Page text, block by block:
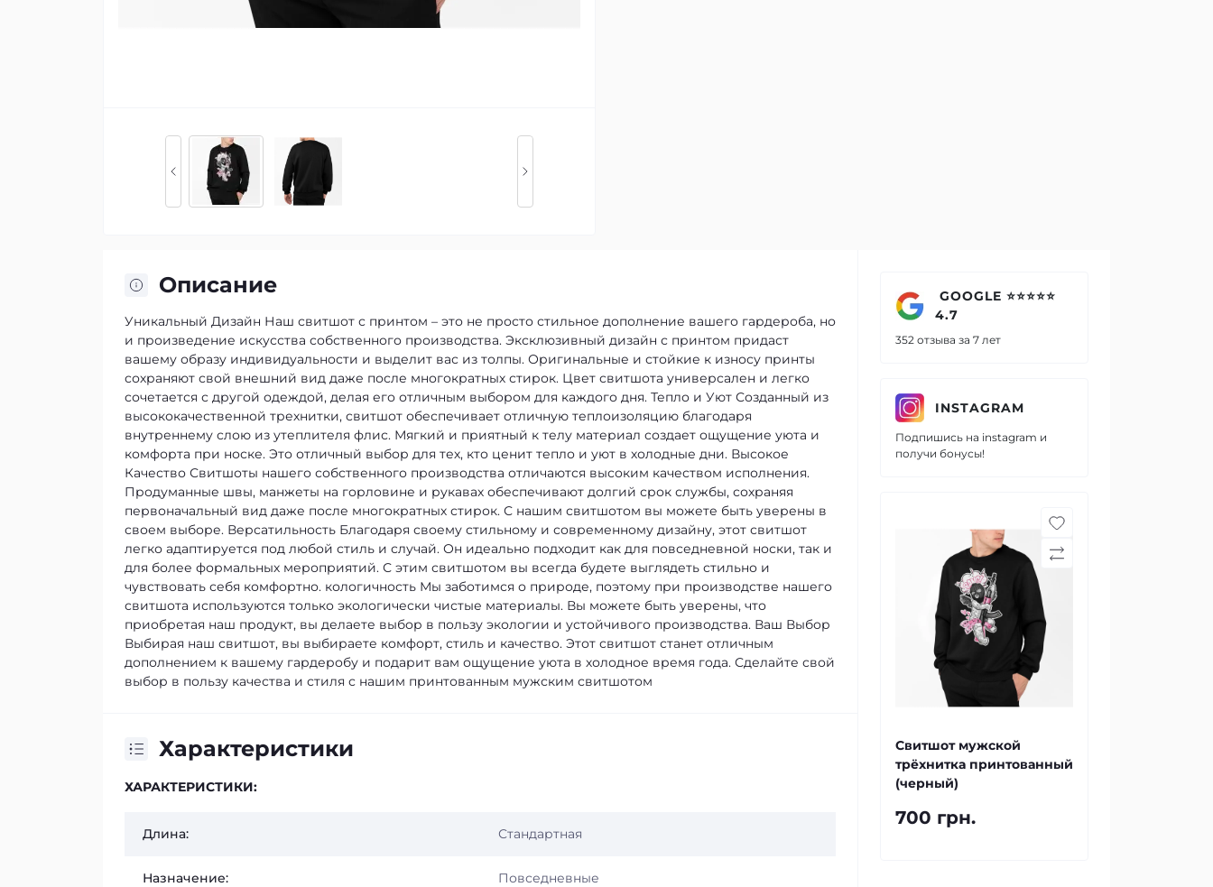
Описание
Уникальный Дизайн Наш свитшот с принтом – это не просто стильное дополнение вашего гардероба, но
и произведение искусства собственного производства. Эксклюзивный дизайн с принтом придаст
вашему образу индивидуальности и выделит вас из толпы. Оригинальные и стойкие к износу принты
сохраняют свой внешний вид даже после многократных стирок. Цвет свитшота универсален и легко
сочетается с другой одеждой, делая его отличным выбором для каждого дня. Тепло и Уют Созданный из
высококачественной трехнитки, свитшот обеспечивает отличную теплоизоляцию благодаря
внутреннему слою из утеплителя флис. Мягкий и приятный к телу материал создает ощущение уюта и
комфорта при носке. Это отличный выбор для тех, кто ценит тепло и уют в холодные дни. Высокое
Качество Свитшоты нашего собственного производства отличаются высоким качеством исполнения.
Продуманные швы, манжеты на горловине и рукавах обеспечивают долгий срок службы, сохраняя
первоначальный вид даже после многократных стирок. С нашим свитшотом вы можете быть уверены в
своем выборе. Версатильность Благодаря своему стильному и современному дизайну, этот свитшот
легко адаптируется под любой стиль и случай. Он идеально подходит как для повседневной носки, так и
для более формальных мероприятий. С этим свитшотом вы всегда будете выглядеть стильно и
чувствовать себя комфортно. кологичность Мы заботимся о природе, поэтому при производстве нашего
свитшота используются только экологически чистые материалы. Вы можете быть уверены, что
приобретая наш продукт, вы делаете выбор в пользу экологии и устойчивого производства. Ваш Выбор
Выбирая наш свитшот, вы выбираете комфорт, стиль и качество. Этот свитшот станет отличным
дополнением к вашему гардеробу и подарит вам ощущение уюта в холодное время года. Сделайте свой
выбор в пользу качества и стиля с нашим принтованным мужским свитшотом
Характеристики
ХАРАКТЕРИСТИКИ:
Длина: Стандартная
Назначение: Повседневные
GOOGLE ⭐⭐⭐⭐⭐
4.7
352 отзыва за 7 лет
INSTAGRAM
Подпишись на instagram и
получи бонусы!
Свитшот мужской
трёхнитка принтованный
(черный)
700 грн.